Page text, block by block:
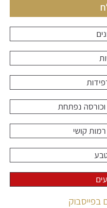
וכורסה נפתחת
קושי
בפייסבוק